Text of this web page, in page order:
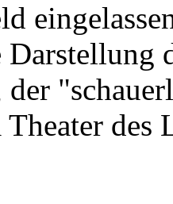
Darstellung
der
des